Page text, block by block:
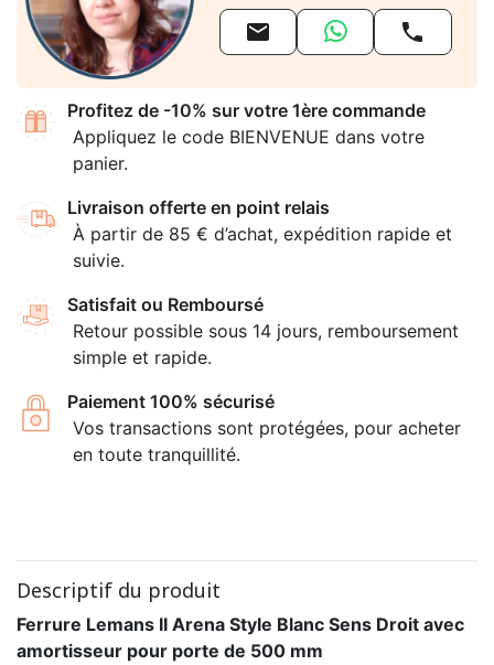
 
Profitez de -10% sur votre 1ère commande
Appliquez le code BIENVENUE dans votre
panier.
Livraison offerte en point relais
À partir de 85 € d’achat, expédition rapide et
suivie.
Satisfait ou Remboursé
Retour possible sous 14 jours, remboursement
simple et rapide.
Paiement 100% sécurisé
Vos transactions sont protégées, pour acheter
en toute tranquillité.
Descriptif du produit
Ferrure Lemans II Arena Style Blanc Sens Droit avec
amortisseur pour porte de 500 mm